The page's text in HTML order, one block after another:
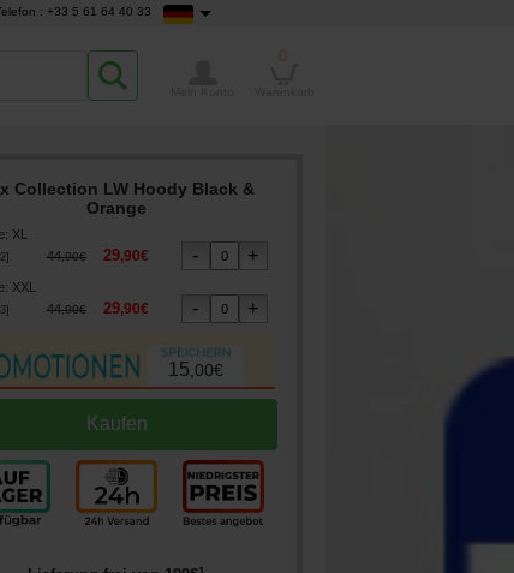
: +33 5 61 64 40 33
Collection LW Hoody Black &
Orange
: XL
] 44,90€ 29,90€
: XXL
] 44,90€ 29,90€
15,00€